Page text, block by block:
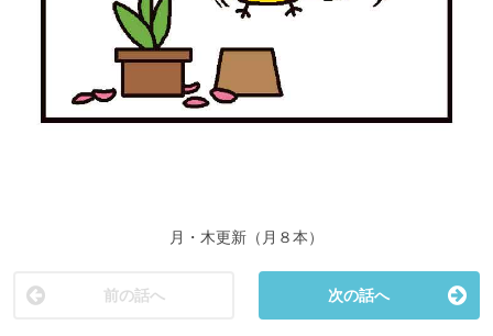
月・木更新（月８本）
前の話へ 次の話へ